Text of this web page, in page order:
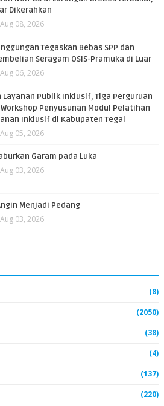
Dikerahkan
Aug 08, 2026
Tegaskan Bebas SPP dan
Seragam OSIS-Pramuka di Luar
Aug 06, 2026
Layanan Publik Inklusif, Tiga Perguruan
Penyusunan Modul Pelatihan
Inklusif di Kabupaten Tegal
Aug 05, 2026
Garam pada Luka
Aug 03, 2026
Menjadi Pedang
Aug 03, 2026
(8)
(2050)
(38)
(4)
(137)
(220)